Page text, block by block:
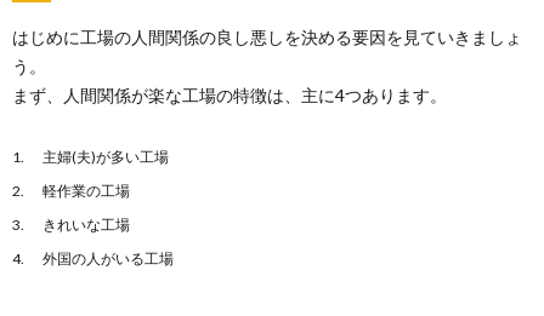
はじめに工場の人間関係の良し悪しを決める要因を見ていきましょ
う。
まず、人間関係が楽な工場の特徴は、主に4つあります。
主婦(夫)が多い工場
軽作業の工場
きれいな工場
外国の人がいる工場